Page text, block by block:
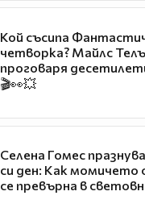
Кой съсипа
четворка? Майлс
проговаря
🎬👀💥
Селена Гомес
си ден: Как момичето
се превърна в